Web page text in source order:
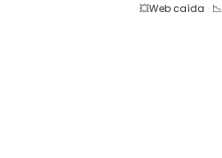
💥Web caída · 📉